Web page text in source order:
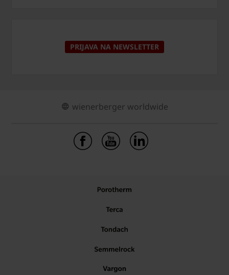
PRIJAVA NA NEWSLETTER
wienerberger worldwide